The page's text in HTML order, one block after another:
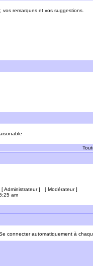
remarques et vos suggestions.
[Administrateur] [ Modérateur]
am
connecter automatiquement à